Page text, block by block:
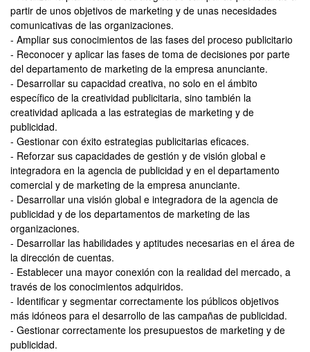
partir de unos objetivos de marketing y de unas necesidades
comunicativas de las organizaciones.
- Ampliar sus conocimientos de las fases del proceso publicitario
- Reconocer y aplicar las fases de toma de decisiones por parte
del departamento de marketing de la empresa anunciante.
- Desarrollar su capacidad creativa, no solo en el ámbito
específico de la creatividad publicitaria, sino también la
creatividad aplicada a las estrategias de marketing y de
publicidad.
- Gestionar con éxito estrategias publicitarias eficaces.
- Reforzar sus capacidades de gestión y de visión global e
integradora en la agencia de publicidad y en el departamento
comercial y de marketing de la empresa anunciante.
- Desarrollar una visión global e integradora de la agencia de
publicidad y de los departamentos de marketing de las
organizaciones.
- Desarrollar las habilidades y aptitudes necesarias en el área de
la dirección de cuentas.
- Establecer una mayor conexión con la realidad del mercado, a
través de los conocimientos adquiridos.
- Identificar y segmentar correctamente los públicos objetivos
más idóneos para el desarrollo de las campañas de publicidad.
- Gestionar correctamente los presupuestos de marketing y de
publicidad.